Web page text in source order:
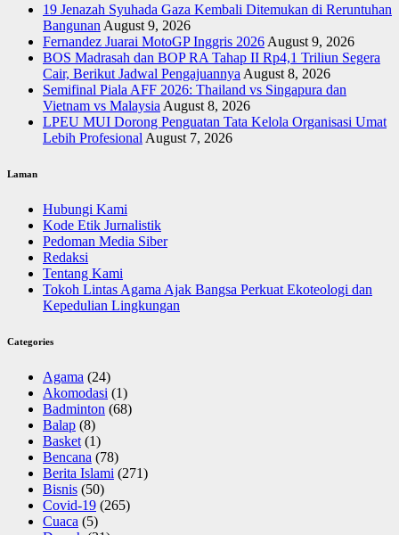
19 Jenazah Syuhada Gaza Kembali Ditemukan di Reruntuhan
Bangunan August 9, 2026
Fernandez Juarai MotoGP Inggris 2026 August 9, 2026
BOS Madrasah dan BOP RA Tahap II Rp4,1 Triliun Segera
Cair, Berikut Jadwal Pengajuannya August 8, 2026
Semifinal Piala AFF 2026: Thailand vs Singapura dan
Vietnam vs Malaysia August 8, 2026
LPEU MUI Dorong Penguatan Tata Kelola Organisasi Umat
Lebih Profesional August 7, 2026
Laman
Hubungi Kami
Kode Etik Jurnalistik
Pedoman Media Siber
Redaksi
Tentang Kami
Tokoh Lintas Agama Ajak Bangsa Perkuat Ekoteologi dan
Kepedulian Lingkungan
Categories
Agama (24)
Akomodasi (1)
Badminton (68)
Balap (8)
Basket (1)
Bencana (78)
Berita Islami (271)
Bisnis (50)
Covid-19 (265)
Cuaca (5)